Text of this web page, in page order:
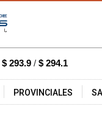
$ 293.9 / $ 294.1
PROVINCIALES